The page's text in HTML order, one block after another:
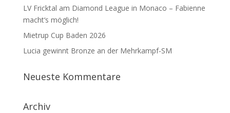
LV Fricktal am Diamond League in Monaco – Fabienne
macht‘s möglich!
Mietrup Cup Baden 2026
Lucia gewinnt Bronze an der Mehrkampf-SM
Neueste Kommentare
Archiv